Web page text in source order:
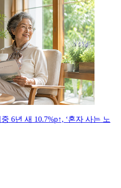
6년 새 10.7%p↑, ‘혼자 사는 노